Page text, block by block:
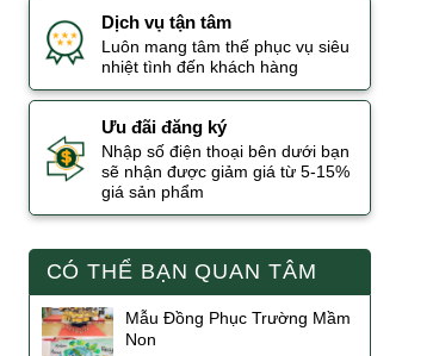
Dịch vụ tận tâm
Luôn mang tâm thế phục vụ siêu
nhiệt tình đến khách hàng
Ưu đãi đăng ký
Nhập số điện thoại bên dưới bạn
sẽ nhận được giảm giá từ 5-15%
giá sản phẩm
CÓ THỂ BẠN QUAN TÂM
Mẫu Đồng Phục Trường Mầm
Non